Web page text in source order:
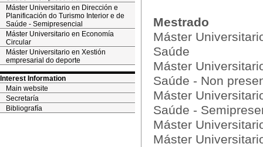
Máster Universitario en Dirección e
Planificación do Turismo Interior e de
Saúde - Semipresencial
Máster Universitario en Economía
Circular
Máster Universitario en Xestión
empresarial do deporte
Interest Information
Main website
Secretaría
Bibliografía
Mestrado
Máster
Saúde
Máster
Saúde - Non
Máster
Saúde -
Máster
Máster